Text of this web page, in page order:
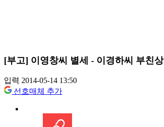
[부고] 이영창씨 별세 - 이경하씨 부친상
입력 2014-05-14 13:50
선호매체 추가